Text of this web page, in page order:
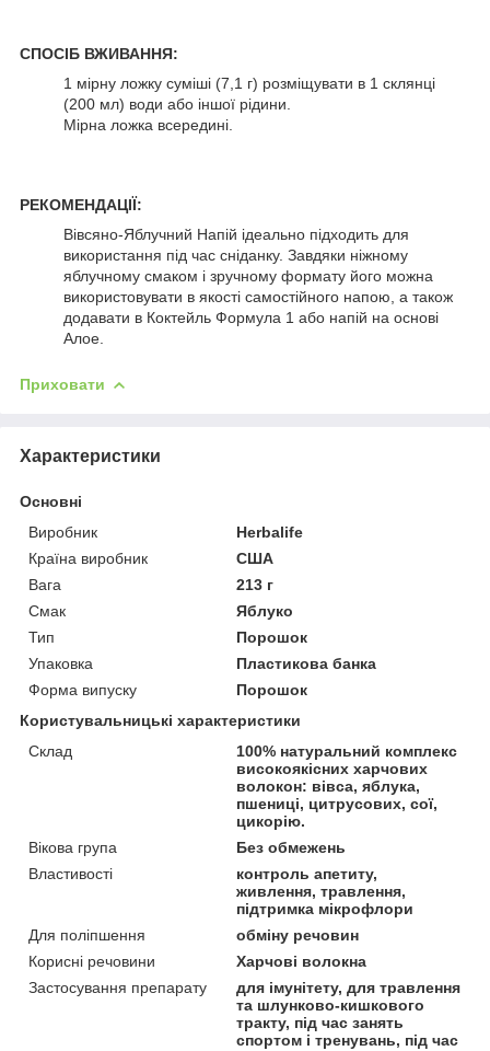
СПОСІБ ВЖИВАННЯ:
1 мірну ложку суміші (7,1 г) розміщувати в 1 склянці
(200 мл) води або іншої рідини.
Мірна ложка всередині.
РЕКОМЕНДАЦІЇ:
Вівсяно-Яблучний Напій ідеально підходить для
використання під час сніданку. Завдяки ніжному
яблучному смаком і зручному формату його можна
використовувати в якості самостійного напою, а також
додавати в Коктейль Формула 1 або напій на основі
Алое.
Приховати
Характеристики
Основні
Виробник
Herbalife
Країна виробник
США
Вага
213 г
Смак
Яблуко
Тип
Порошок
Упаковка
Пластикова банка
Форма випуску
Порошок
Користувальницькі характеристики
Склад
100% натуральний комплекс
високоякісних харчових
волокон: вівса, яблука,
пшениці, цитрусових, сої,
цикорію.
Вікова група
Без обмежень
Властивості
контроль апетиту,
живлення, травлення,
підтримка мікрофлори
Для поліпшення
обміну речовин
Корисні речовини
Харчові волокна
Застосування препарату
для імунітету, для травлення
та шлунково-кишкового
тракту, під час занять
спортом і тренувань, під час